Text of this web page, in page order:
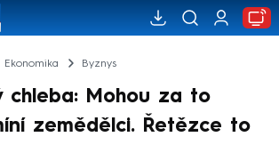
Ekonomika Byznys
chleba: Mohou za to
zemědělci. Řetězce to